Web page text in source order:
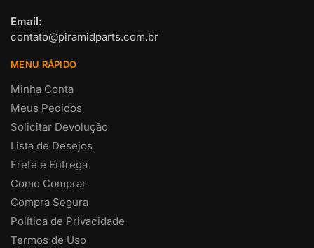
Email:
contato@piramidparts.com.br
MENU RÁPIDO
Minha Conta
Meus Pedidos
Solicitar Devolução
Lista de Desejos
Frete e Entrega
Como Comprar
Compra Segura
Política de Privacidade
Termos de Uso